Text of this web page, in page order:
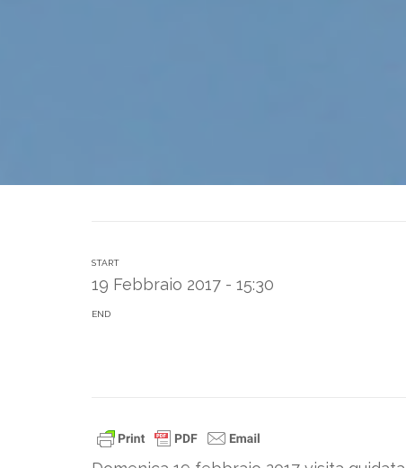
START
19 Febbraio 2017 - 15:30
END